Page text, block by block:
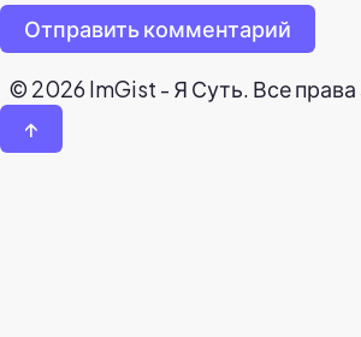
Отправить комментарий
© 2026 ImGist - Я Суть. Все
↑